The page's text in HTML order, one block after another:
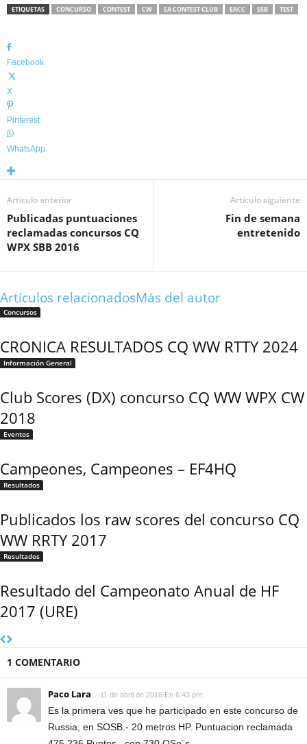
ETIQUETAS CONCURSO CONTEST CW EA CONTEST CLUB EACC SSB TEST
Facebook
X
Pinterest
WhatsApp
Artículo anterior
Publicadas puntuaciones
reclamadas concursos CQ
WPX SBB 2016
Artículo siguiente
Fin de semana
entretenido
Artículos relacionadosMás del autor
Concursos
CRONICA RESULTADOS CQ WW RTTY 2024
Información General
Club Scores (DX) concurso CQ WW WPX CW
2018
Eventos
Campeones, Campeones – EF4HQ
Resultados
Publicados los raw scores del concurso CQ
WW RRTY 2017
Resultados
Resultado del Campeonato Anual de HF
2017 (URE)
1 COMENTARIO
Paco Lara 11 de abril de 2016 En 6:43 pm
Es la primera ves que he participado en este concurso de
Russia, en SOSB.- 20 metros HP. Puntuacion reclamada